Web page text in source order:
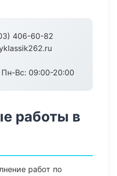
406-60-82
Пн-Вс: 09:00-20:00
работы в
работ по